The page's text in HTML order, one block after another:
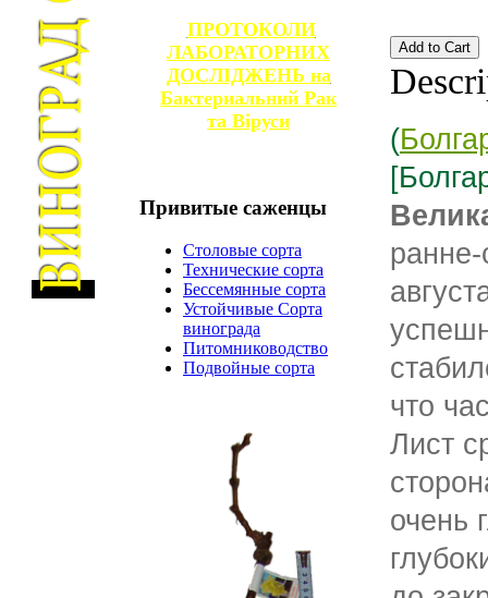
ПРОТОКОЛИ
ЛАБОРАТОРНИХ
ДОСЛІДЖЕНЬ на
Бактериальний Рак
та Віруси
Привитые саженцы
Столовые сорта
Технические сорта
Бессемянные сорта
Устойчивые Сорта
винограда
Питомниководство
Подвойные сорта
(
ранне-
что
Лист
очень